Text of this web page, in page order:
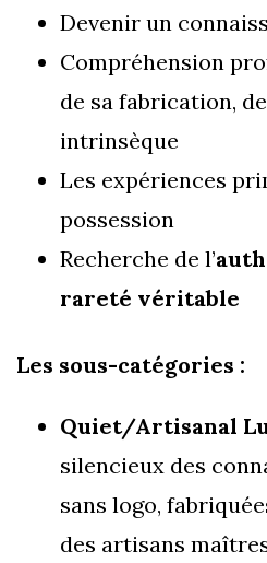
Devenir un
Compréhension
de sa fabrication,
intrinsèque
Les expériences
possession
Recherche de l’
rareté véritable
Les sous-catégories :
Quiet/Artisanal
silencieux des
sans logo,
des artisans